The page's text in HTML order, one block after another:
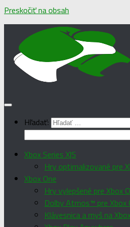
Preskočiť na obsah
Hľadať:
Xbox Series X|S
Hry optimalizované pre
Xbox One
Hry vylepšené pre Xbox
Dolby Atmos™ pre Xbox
Klávesnica a myš na